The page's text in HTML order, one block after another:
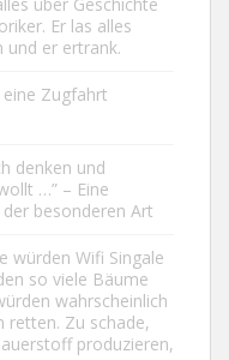
Er las alles
und er ertrank.
Zugfahrt
denken und
…” – Eine
besonderen Art
würden Wifi Singale
so viele Bäume
wahrscheinlich
retten. Zu schade,
produzieren,